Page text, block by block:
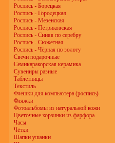
Роспись - Борецкая
Роспись - Городецкая
Роспись - Мезенская
Роспись - Петриковская
Роспись - Синяя по серебру
Роспись - Сюжетная
Роспись - Чёрная по золоту
Свечи подарочные
Семикаракорская керамика
Сувениры разные
Таблетницы
Текстиль
Флешки для компьютера (роспись)
Фляжки
Фотоальбомы из натуральной кожи
Цветочные корзинки из фарфора
Часы
Чётки
Шапки ушанки